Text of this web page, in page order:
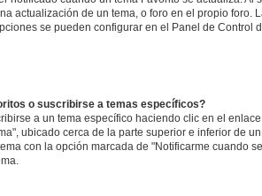
actualización de un tema, o foro en el propio foro.
se pueden configurar en el Panel de Control
o suscribirse a temas específicos?
a un tema específico haciendo clic en el
ubicado cerca de la parte superior e inferior de
con la opción marcada de "Notificarme cuando